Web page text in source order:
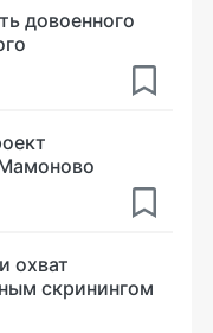
довоенного
охват
скринингом